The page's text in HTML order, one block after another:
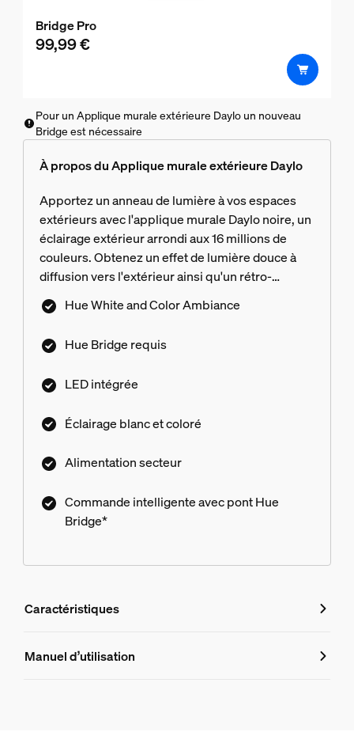
Bridge Pro
99,99 €
Pour un Applique murale extérieure Daylo un nouveau
Bridge est nécessaire
À propos du Applique murale extérieure Daylo
Apportez un anneau de lumière à vos espaces
extérieurs avec l'applique murale Daylo noire, un
éclairage extérieur arrondi aux 16 millions de
couleurs. Obtenez un effet de lumière douce à
diffusion vers l'extérieur ainsi qu'un rétro-
éclairage délicat derrière le luminaire.
Hue White and Color Ambiance
Hue Bridge requis
LED intégrée
Éclairage blanc et coloré
Alimentation secteur
Commande intelligente avec pont Hue
Bridge*
Caractéristiques
Caractéristiques
Manuel d’utilisation